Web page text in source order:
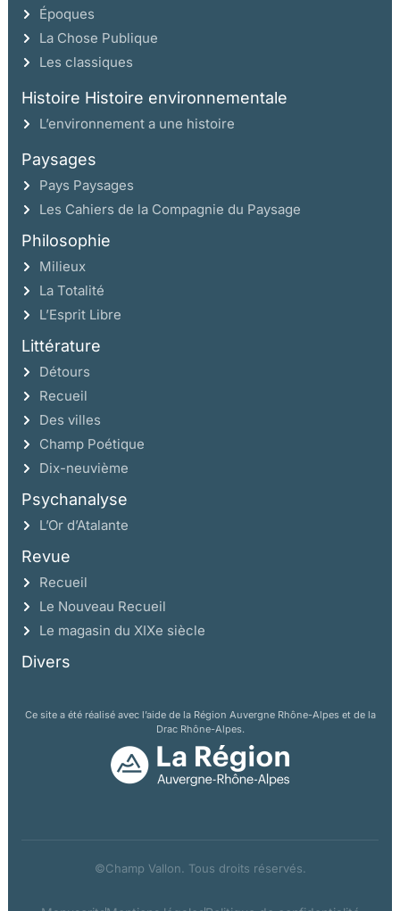
Époques
La Chose Publique
Les classiques
Histoire Histoire environnementale
L’environnement a une histoire
Paysages
Pays Paysages
Les Cahiers de la Compagnie du Paysage
Philosophie
Milieux
La Totalité
L’Esprit Libre
Littérature
Détours
Recueil
Des villes
Champ Poétique
Dix-neuvième
Psychanalyse
L’Or d’Atalante
Revue
Recueil
Le Nouveau Recueil
Le magasin du XIXe siècle
Divers
Ce site a été réalisé avec l’aide de la Région Auvergne Rhône-Alpes et de la
Drac Rhône-Alpes.
©Champ Vallon. Tous droits réservés.